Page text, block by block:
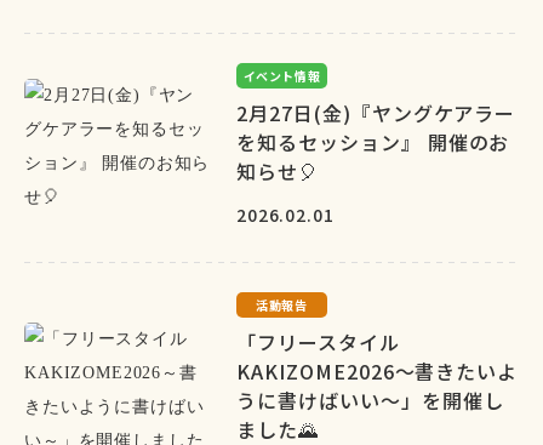
イベント情報
2月27日(金)『ヤングケアラー
を知るセッション』 開催のお
知らせ🎈
2026.02.01
活動報告
「フリースタイル
KAKIZOME2026～書きたいよ
うに書けばいい～」を開催し
ました🌄